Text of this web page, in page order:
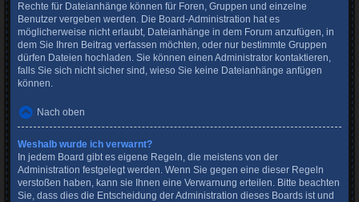
Rechte für Dateianhänge können für Foren, Gruppen und einzelne
Benutzer vergeben werden. Die Board-Administration hat es
möglicherweise nicht erlaubt, Dateianhänge in dem Forum anzufügen, in
dem Sie Ihren Beitrag verfassen möchten, oder nur bestimmte Gruppen
dürfen Dateien hochladen. Sie können einen Administrator kontaktieren,
falls Sie sich nicht sicher sind, wieso Sie keine Dateianhänge anfügen
können.
Nach oben
Weshalb wurde ich verwarnt?
In jedem Board gibt es eigene Regeln, die meistens von der
Administration festgelegt werden. Wenn Sie gegen eine dieser Regeln
verstoßen haben, kann sie Ihnen eine Verwarnung erteilen. Bitte beachten
Sie, dass dies die Entscheidung der Administration dieses Boards ist und